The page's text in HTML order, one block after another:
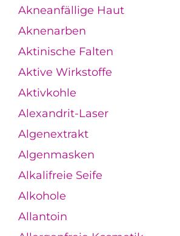
Akneanfällige Haut
Aknenarben
Aktinische Falten
Aktive Wirkstoffe
Aktivkohle
Alexandrit-Laser
Algenextrakt
Algenmasken
Alkalifreie Seife
Alkohole
Allantoin